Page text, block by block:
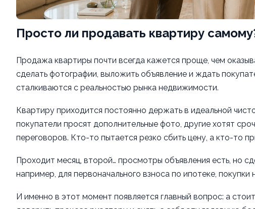
Просто ли продавать квартиру
Продажа квартиры почти всегда кажется проще, чем
сделать фотографии, выложить объявление и ждать
сталкиваются с реальностью рынка недвижимости.
Квартиру приходится постоянно держать в идеальной
покупатели просят дополнительные фото, другие хотят
переговоров. Кто-то пытается резко сбить цену, а кто-то
Проходит месяц, второй… просмотры объявления есть, но
например, для первоначального взноса по ипотеке, покупки
И именно в этот момент появляется главный вопрос: а